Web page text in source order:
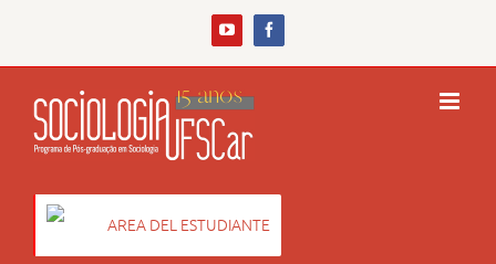
YouTubeFacebook
AREA DEL ESTUDIANTE